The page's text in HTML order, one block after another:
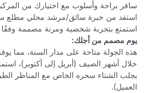
سافر براحة وأسلوب مع اختيارك من
استفد من خبرة سائق/مرشد محلي مطلع
استمتع بتجربة شخصية ومرنة مصممة وفقًا
يوم مصمم من أجلك:
هذه الجولة متاحة على مدار السنة، مما
خلال أشهر الصيف (أبريل إلى أكتوبر)،
يجلب الشتاء سحره الخاص مع المناظر
العميل).